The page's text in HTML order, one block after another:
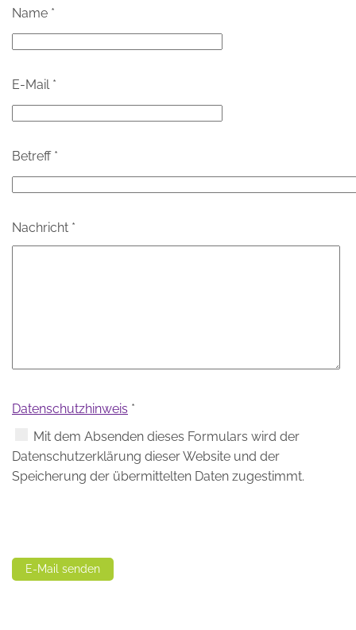
Name *
E-Mail*
Betreff*
Nachricht *
Datenschutzhinweis *
Datenschutzhinweis
Mit dem Absenden dieses Formulars wird der
Datenschutzerklärung dieser Website und der
Speicherung der übermittelten Daten zugestimmt.
E-Mail senden